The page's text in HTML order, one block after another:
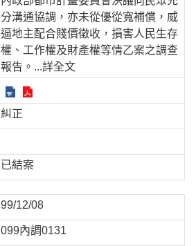
分溝通協調，亦未從優從寬補償，威
逼地主配合賤價徵收，損害人民生存
權、工作權及財產權等情乙案之調查
報告。 ...詳全文
糾正
已結案
99/12/08
099內調0131